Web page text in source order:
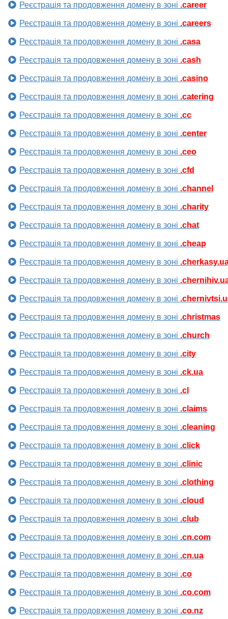
Реєстрація та продовження домену в зоні .career
Реєстрація та продовження домену в зоні .careers
Реєстрація та продовження домену в зоні .casa
Реєстрація та продовження домену в зоні .cash
Реєстрація та продовження домену в зоні .casino
Реєстрація та продовження домену в зоні .catering
Реєстрація та продовження домену в зоні .cc
Реєстрація та продовження домену в зоні .center
Реєстрація та продовження домену в зоні .ceo
Реєстрація та продовження домену в зоні .cfd
Реєстрація та продовження домену в зоні .channel
Реєстрація та продовження домену в зоні .charity
Реєстрація та продовження домену в зоні .chat
Реєстрація та продовження домену в зоні .cheap
Реєстрація та продовження домену в зоні
Реєстрація та продовження домену в зоні
Реєстрація та продовження домену в зоні
Реєстрація та продовження домену в зоні .christmas
Реєстрація та продовження домену в зоні .church
Реєстрація та продовження домену в зоні .city
Реєстрація та продовження домену в зоні .ck.ua
Реєстрація та продовження домену в зоні .cl
Реєстрація та продовження домену в зоні .claims
Реєстрація та продовження домену в зоні .cleaning
Реєстрація та продовження домену в зоні .click
Реєстрація та продовження домену в зоні .clinic
Реєстрація та продовження домену в зоні .clothing
Реєстрація та продовження домену в зоні .cloud
Реєстрація та продовження домену в зоні .club
Реєстрація та продовження домену в зоні .cn.com
Реєстрація та продовження домену в зоні .cn.ua
Реєстрація та продовження домену в зоні .co
Реєстрація та продовження домену в зоні .co.com
Реєстрація та продовження домену в зоні .co.nz